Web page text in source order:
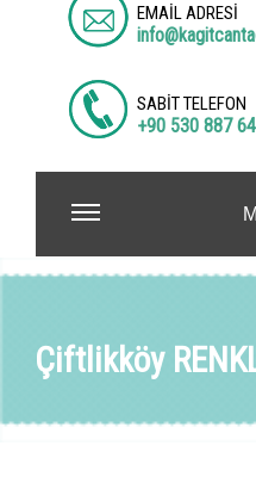
EMAİL ADRESİ
SABİT TELEFON
+90 530 887
Çiftlikköy